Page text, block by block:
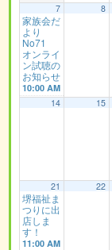
7
家族会だ
より
No71
オンライ
ン試聴の
お知らせ
10:00 AM
8
14 15
21
堺福祉ま
つりに出
店しま
す！
11:00 AM
22